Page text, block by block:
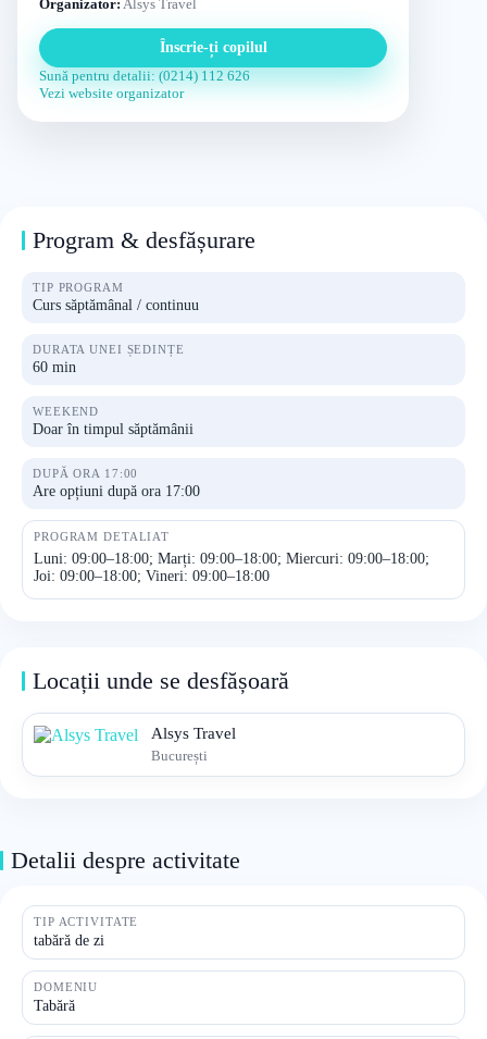
Organizator: Alsys Travel
Înscrie-ți copilul
Sună pentru detalii: (0214) 112 626
Vezi website organizator
Program & desfășurare
TIP PROGRAM
Curs săptămânal / continuu
DURATA UNEI ȘEDINȚE
60 min
WEEKEND
Doar în timpul săptămânii
DUPĂ ORA 17:00
Are opțiuni după ora 17:00
PROGRAM DETALIAT
Luni: 09:00–18:00; Marți: 09:00–18:00; Miercuri: 09:00–18:00;
Joi: 09:00–18:00; Vineri: 09:00–18:00
Locații unde se desfășoară
Alsys Travel
București
Detalii despre activitate
TIP ACTIVITATE
tabără de zi
DOMENIU
Tabără